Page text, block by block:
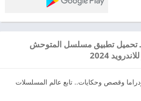
لـ تحميل تطبيق مسلسل المتوحش
2024
وقصص وحكايات.. تابع عالم المسلسلات